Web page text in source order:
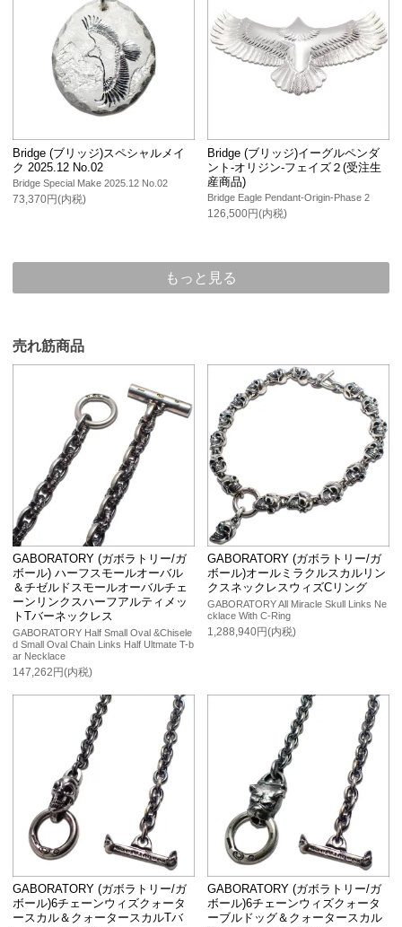
Bridge (ブリッジ)スペシャルメイ
ク 2025.12 No.02
Bridge Special Make 2025.12 No.02
73,370円(内税)
Bridge (ブリッジ)イーグルペンダ
ント-オリジン-フェイズ２(受注生
産商品)
Bridge Eagle Pendant-Origin-Phase 2
126,500円(内税)
もっと見る
売れ筋商品
GABORATORY (ガボラトリー/ガ
ボール) ハーフスモールオーバル
＆チゼルドスモールオーバルチェ
ーンリンクスハーフアルティメッ
トTバーネックレス
GABORATORY Half Small Oval &Chisele
d Small Oval Chain Links Half Ultmate T-b
ar Necklace
147,262円(内税)
GABORATORY (ガボラトリー/ガ
ボール)オールミラクルスカルリン
クスネックレスウィズCリング
GABORATORY All Miracle Skull Links Ne
cklace With C-Ring
1,288,940円(内税)
GABORATORY (ガボラトリー/ガ
ボール)6チェーンウィズクォータ
ースカル＆クォータースカルTバ
GABORATORY (ガボラトリー/ガ
ボール)6チェーンウィズクォータ
ーブルドッグ＆クォータースカル